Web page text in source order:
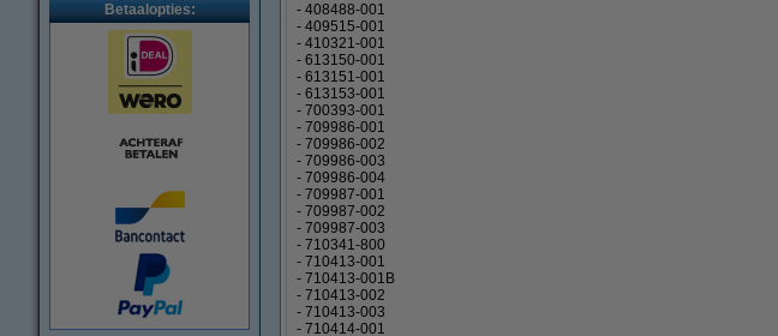
Betaalopties:
- 408488-001
- 409515-001
- 410321-001
- 613150-001
- 613151-001
- 613153-001
- 700393-001
- 709986-001
- 709986-002
- 709986-003
- 709986-004
- 709987-001
- 709987-002
- 709987-003
- 710341-800
- 710413-001
- 710413-001B
- 710413-002
- 710413-003
- 710414-001